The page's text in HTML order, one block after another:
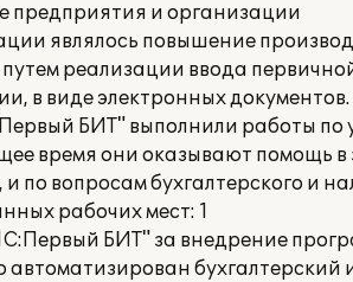
предприятия и организации
являлось повышение
реализации ввода
в виде электронных документов.
БИТ" выполнили работы по
время они оказывают помощь
по вопросам бухгалтерского и
рабочих мест: 1
БИТ" за внедрение
автоматизирован